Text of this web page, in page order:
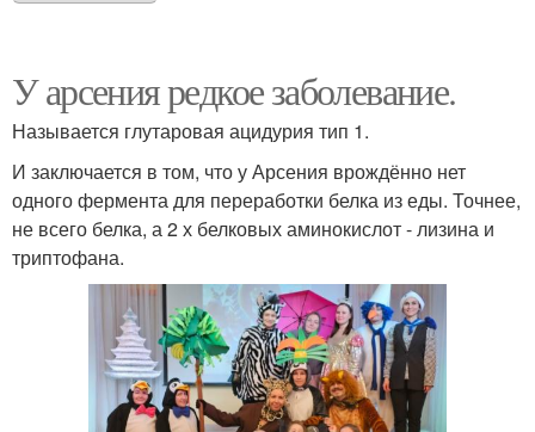
У арсения редкое заболевание.
Называется глутаровая ацидурия тип 1.
И заключается в том, что у Арсения врождённо нет
одного фермента для переработки белка из еды. Точнее,
не всего белка, а 2 х белковых аминокислот - лизина и
триптофана.